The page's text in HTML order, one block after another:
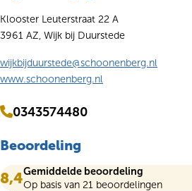
Klooster Leuterstraat 22 A
3961 AZ, Wijk bij Duurstede
wijkbijduurstede@schoonenberg.nl
www.schoonenberg.nl
0343574480
Beoordeling
8,4Gemiddelde beoordeling
Op basis van 21 beoordelingen